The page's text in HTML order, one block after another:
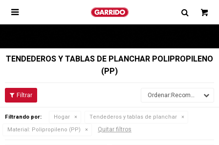

TENDEDEROS Y TABLAS DE PLANCHAR POLIPROPILENO
(PP)
Recomendados
Filtrando por: Hogar
Tendederos y tablas de planchar
Material: Polipropileno (PP) Quitar filtros